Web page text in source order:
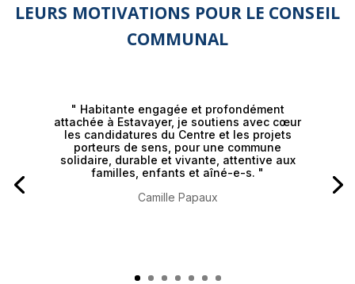
LEURS MOTIVATIONS POUR LE CONSEIL
COMMUNAL
" Habitante engagée et profondément
attachée à Estavayer, je soutiens avec cœur
les candidatures du Centre et les projets
porteurs de sens, pour une commune
solidaire, durable et vivante, attentive aux
familles, enfants et aîné-e-s. "
Camille Papaux